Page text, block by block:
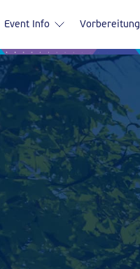
Event Info Vorbereitung